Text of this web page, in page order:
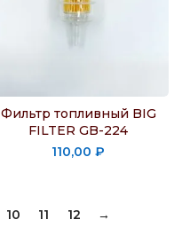
Фильтр топливный BIG
FILTER GB-224
110,00 ₽
10 11 12 →